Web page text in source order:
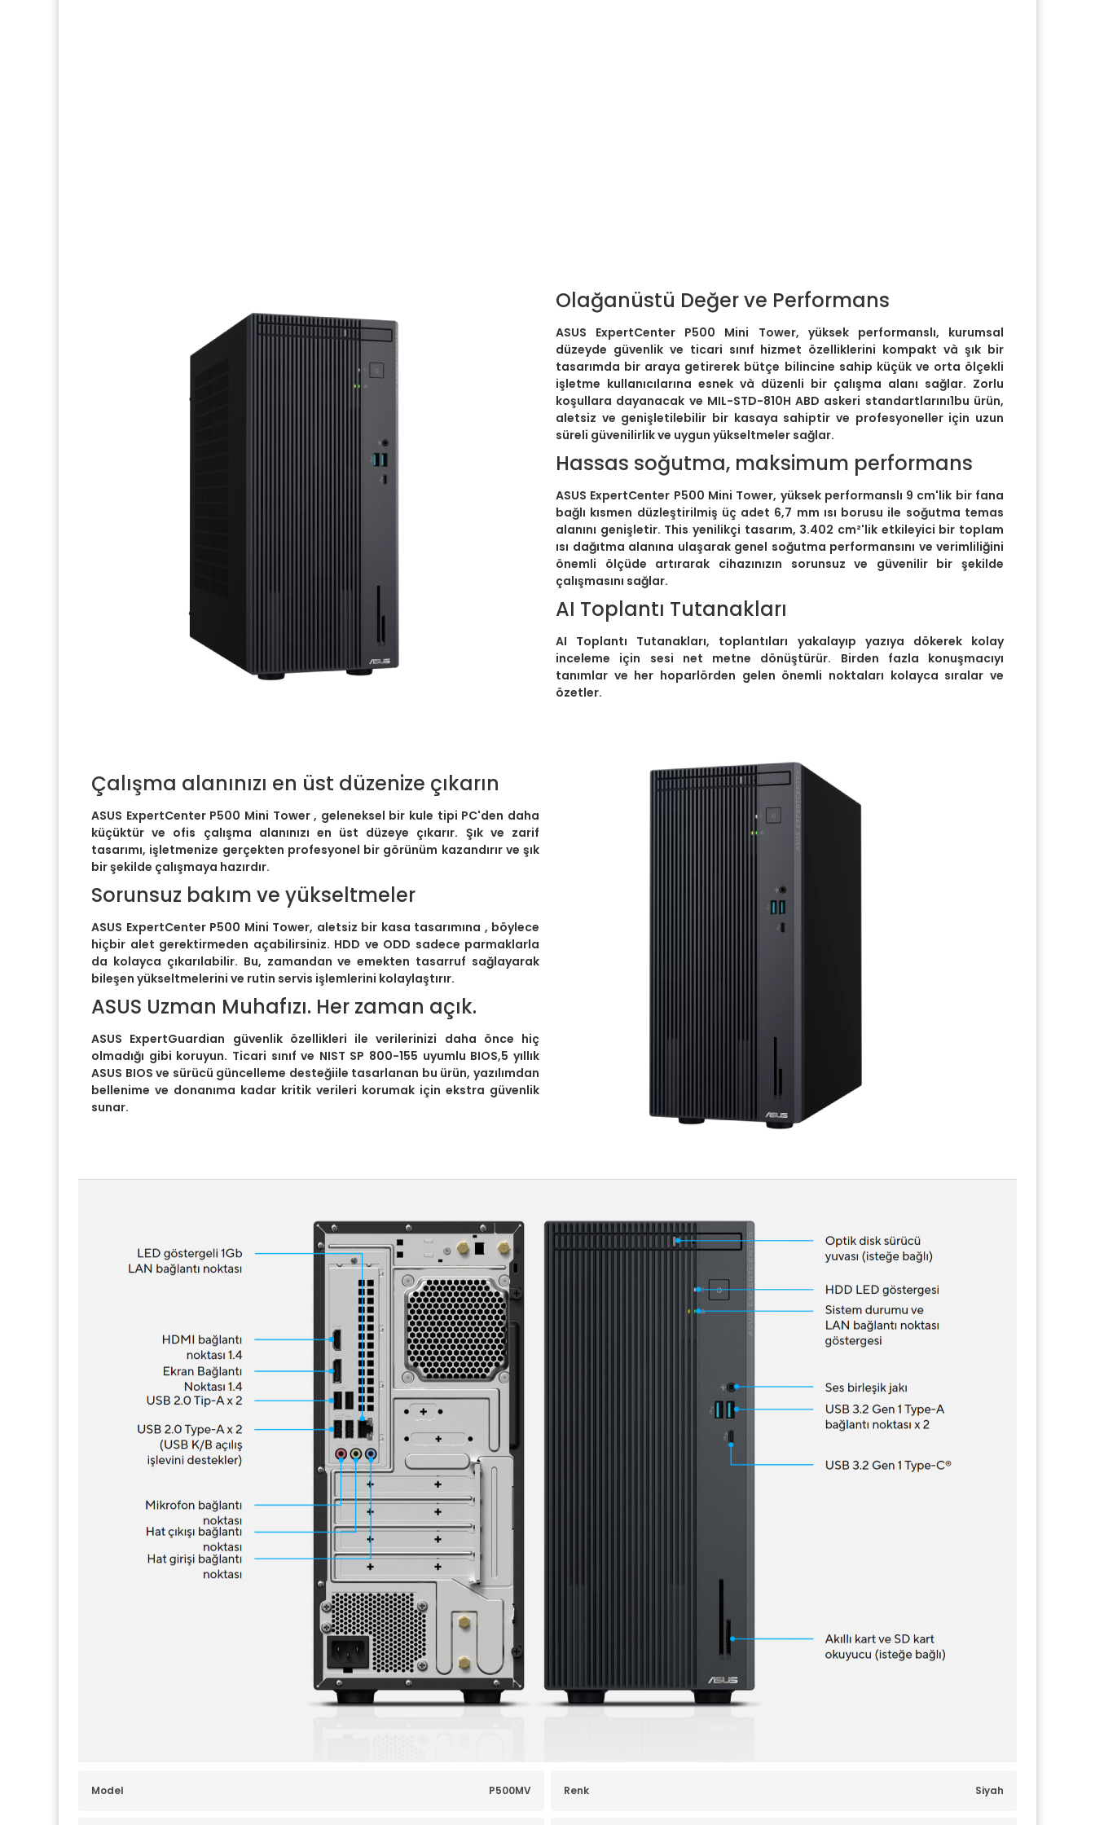
Olağanüstü Değer ve Performans
ASUS ExpertCenter P500 Mini Tower, yüksek performanslı, kurumsal
düzeyde güvenlik ve ticari sınıf hizmet özelliklerini kompakt và şık bir
tasarımda bir araya getirerek bütçe bilincine sahip küçük ve orta ölçekli
işletme kullanıcılarına esnek và düzenli bir çalışma alanı sağlar. Zorlu
koşullara dayanacak ve MIL-STD-810H ABD askeri standartlarını1bu ürün,
aletsiz ve genişletilebilir bir kasaya sahiptir ve profesyoneller için uzun
süreli güvenilirlik ve uygun yükseltmeler sağlar.
Hassas soğutma, maksimum performans
ASUS ExpertCenter P500 Mini Tower, yüksek performanslı 9 cm'lik bir fana
bağlı kısmen düzleştirilmiş üç adet 6,7 mm ısı borusu ile soğutma temas
alanını genişletir. This yenilikçi tasarım, 3.402 cm²'lik etkileyici bir toplam
ısı dağıtma alanına ulaşarak genel soğutma performansını ve verimliliğini
önemli ölçüde artırarak cihazınızın sorunsuz ve güvenilir bir şekilde
çalışmasını sağlar.
AI Toplantı Tutanakları
AI Toplantı Tutanakları, toplantıları yakalayıp yazıya dökerek kolay
inceleme için sesi net metne dönüştürür. Birden fazla konuşmacıyı
tanımlar ve her hoparlörden gelen önemli noktaları kolayca sıralar ve
özetler.
Çalışma alanınızı en üst düzenize çıkarın
ASUS ExpertCenter P500 Mini Tower , geleneksel bir kule tipi PC'den daha
küçüktür ve ofis çalışma alanınızı en üst düzeye çıkarır. Şık ve zarif
tasarımı, işletmenize gerçekten profesyonel bir görünüm kazandırır ve şık
bir şekilde çalışmaya hazırdır.
Sorunsuz bakım ve yükseltmeler
ASUS ExpertCenter P500 Mini Tower, aletsiz bir kasa tasarımına , böylece
hiçbir alet gerektirmeden açabilirsiniz. HDD ve ODD sadece parmaklarla
da kolayca çıkarılabilir. Bu, zamandan ve emekten tasarruf sağlayarak
bileşen yükseltmelerini ve rutin servis işlemlerini kolaylaştırır.
ASUS Uzman Muhafızı. Her zaman açık.
ASUS ExpertGuardian güvenlik özellikleri ile verilerinizi daha önce hiç
olmadığı gibi koruyun. Ticari sınıf ve NIST SP 800-155 uyumlu BIOS,5 yıllık
ASUS BIOS ve sürücü güncelleme desteğiile tasarlanan bu ürün, yazılımdan
bellenime ve donanıma kadar kritik verileri korumak için ekstra güvenlik
sunar.
Model P500MV Renk Siyah